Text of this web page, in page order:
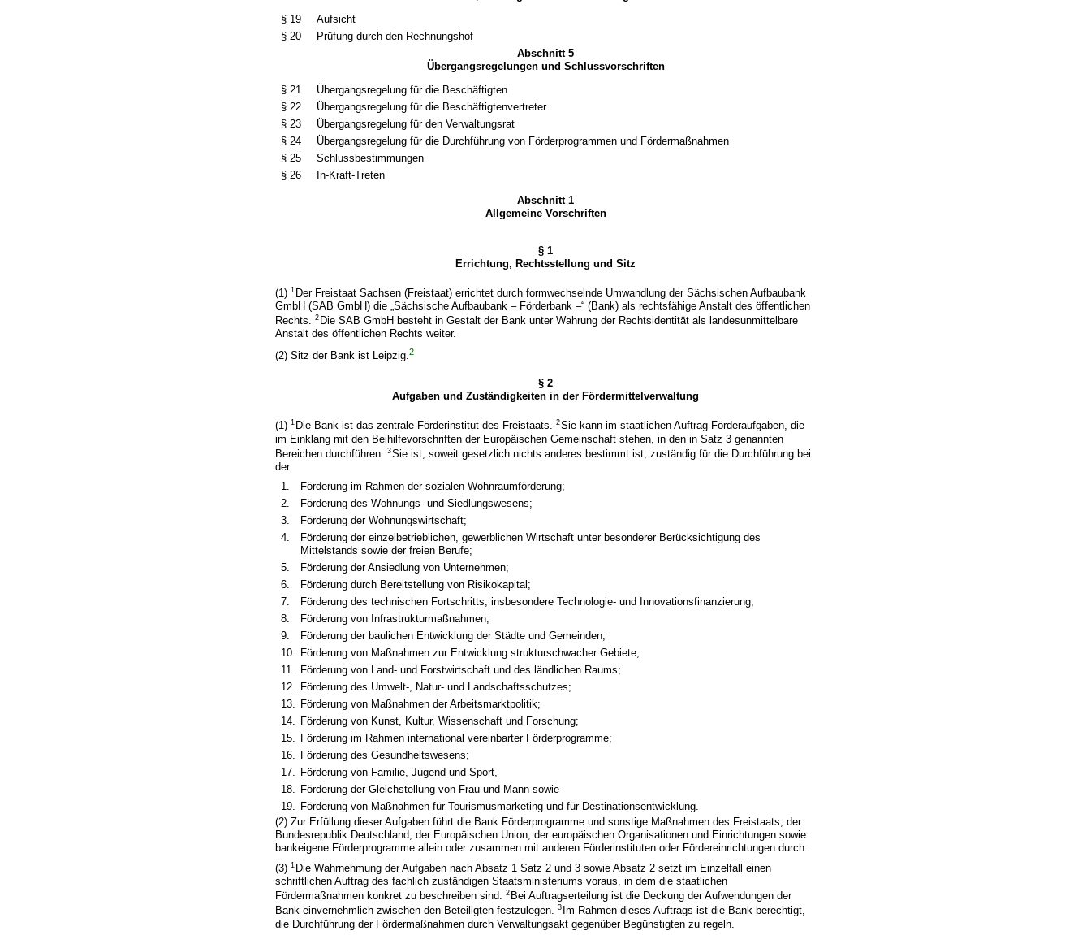
§ 19
Aufsicht
§ 20
Prüfung durch den Rechnungshof
Abschnitt 5
Übergangsregelungen und Schlussvorschriften
§ 21
Übergangsregelung für die Beschäftigten
§ 22
Übergangsregelung für die Beschäftigtenvertreter
§ 23
Übergangsregelung für den Verwaltungsrat
§ 24
Übergangsregelung für die Durchführung von Förderprogrammen und Fördermaßnahmen
§ 25
Schlussbestimmungen
§ 26
In-Kraft-Treten
Abschnitt 1
Allgemeine Vorschriften
§ 1
Errichtung, Rechtsstellung und Sitz
(1)1 Der Freistaat Sachsen (Freistaat) errichtet durch formwechselnde Umwandlung der Sächsischen Aufbaubank
GmbH (SAB GmbH) die „Sächsische Aufbaubank – Förderbank –“ (Bank) als rechtsfähige Anstalt des öffentlichen
Rechts.2 Die SAB GmbH besteht in Gestalt der Bank unter Wahrung der Rechtsidentität als landesunmittelbare
Anstalt des öffentlichen Rechts weiter.
(2) Sitz der Bank ist Leipzig.2
§ 2
Aufgaben und Zuständigkeiten in der Fördermittelverwaltung
(1)1 Die Bank ist das zentrale Förderinstitut des Freistaats.2Sie kann im staatlichen Auftrag Förderaufgaben, die
im Einklang mit den Beihilfevorschriften der Europäischen Gemeinschaft stehen, in den in Satz 3 genannten
Bereichen durchführen.3Sie ist, soweit gesetzlich nichts anderes bestimmt ist, zuständig für die Durchführung bei
der:
1.
Förderung im Rahmen der sozialen Wohnraumförderung;
2.
Förderung des Wohnungs- und Siedlungswesens;
3.
Förderung der Wohnungswirtschaft;
4.
Förderung der einzelbetrieblichen, gewerblichen Wirtschaft unter besonderer Berücksichtigung des
Mittelstands sowie der freien Berufe;
5.
Förderung der Ansiedlung von Unternehmen;
6.
Förderung durch Bereitstellung von Risikokapital;
7.
Förderung des technischen Fortschritts, insbesondere Technologie- und Innovationsfinanzierung;
8.
Förderung von Infrastrukturmaßnahmen;
9.
Förderung der baulichen Entwicklung der Städte und Gemeinden;
10. Förderung von Maßnahmen zur Entwicklung strukturschwacher Gebiete;
11.
Förderung von Land- und Forstwirtschaft und des ländlichen Raums;
12. Förderung des Umwelt-, Natur- und Landschaftsschutzes;
13. Förderung von Maßnahmen der Arbeitsmarktpolitik;
14. Förderung von Kunst, Kultur, Wissenschaft und Forschung;
15. Förderung im Rahmen international vereinbarter Förderprogramme;
16. Förderung des Gesundheitswesens;
17. Förderung von Familie, Jugend und Sport,
18. Förderung der Gleichstellung von Frau und Mann sowie
19. Förderung von Maßnahmen für Tourismusmarketing und für Destinationsentwicklung.
(2) Zur Erfüllung dieser Aufgaben führt die Bank Förderprogramme und sonstige Maßnahmen des Freistaats, der
Bundesrepublik Deutschland, der Europäischen Union, der europäischen Organisationen und Einrichtungen sowie
bankeigene Förderprogramme allein oder zusammen mit anderen Förderinstituten oder Fördereinrichtungen durch.
(3)1 Die Wahrnehmung der Aufgaben nach Absatz 1 Satz 2 und 3 sowie Absatz 2 setzt im Einzelfall einen
schriftlichen Auftrag des fachlich zuständigen Staatsministeriums voraus, in dem die staatlichen
Fördermaßnahmen konkret zu beschreiben sind.2 Bei Auftragserteilung ist die Deckung der Aufwendungen der
Bank einvernehmlich zwischen den Beteiligten festzulegen.3 Im Rahmen dieses Auftrags ist die Bank berechtigt,
die Durchführung der Fördermaßnahmen durch Verwaltungsakt gegenüber Begünstigten zu regeln.